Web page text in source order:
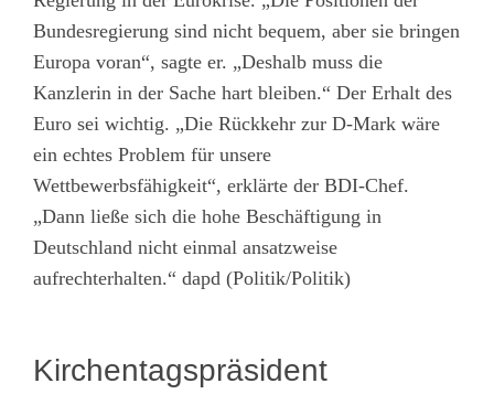
Bundesregierung sind nicht bequem, aber sie bringen
Europa voran“, sagte er. „Deshalb muss die
Kanzlerin in der Sache hart bleiben.“ Der Erhalt des
Euro sei wichtig. „Die Rückkehr zur D-Mark wäre
ein echtes Problem für unsere
Wettbewerbsfähigkeit“, erklärte der BDI-Chef.
„Dann ließe sich die hohe Beschäftigung in
Deutschland nicht einmal ansatzweise
aufrechterhalten.“ dapd (Politik/Politik)
Kirchentagspräsident